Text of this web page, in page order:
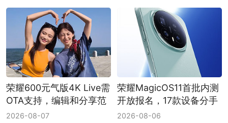
荣耀600元气版4K Live需
OTA支持，编辑和分享范
围要分开看
2026-08-07
荣耀MagicOS11首批内测
开放报名，17款设备分手
机和平板两档推送
2026-08-06